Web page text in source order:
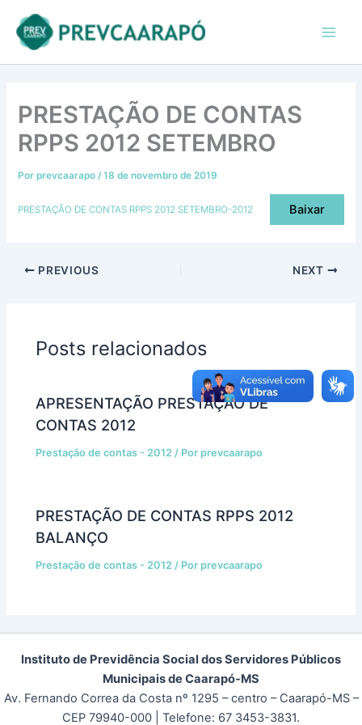
para
conteúdo
PRESTAÇÃO DE CONTAS
RPPS 2012 SETEMBRO
Porprevcaarapo /18 de novembro de 2019
PRESTAÇÃO DE CONTAS RPPS 2012 SETEMBRO-2012 Baixar
PREVIOUS NEXT
Posts relacionados
APRESENTAÇÃO PRESTAÇÃO DE
CONTAS 2012
Prestação de contas - 2012 / Porprevcaarapo
PRESTAÇÃO DE CONTAS RPPS 2012
BALANÇO
Prestação de contas - 2012 / Porprevcaarapo
Instituto de Previdência Social dos Servidores Públicos
Municipais de Caarapó-MS
Av. Fernando Correa da Costa nº 1295 – centro – Caarapó-MS –
CEP 79940-000
| Telefone: 67 3453-3831.